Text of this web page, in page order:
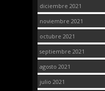
diciembre 2021
noviembre 2021
octubre 2021
septiembre 2021
agosto 2021
julio 2021